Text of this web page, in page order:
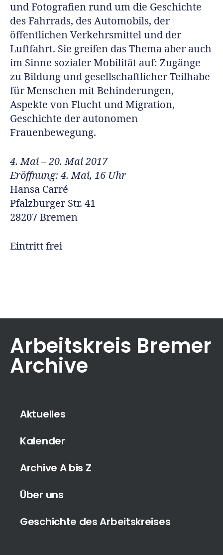
und Fotografien rund um die Geschichte
des Fahrrads, des Automobils, der
öffentlichen Verkehrsmittel und der
Luftfahrt. Sie greifen das Thema aber auch
im Sinne sozialer Mobilität auf: Zugänge
zu Bildung und gesellschaftlicher Teilhabe
für Menschen mit Behinderungen,
Aspekte von Flucht und Migration,
Geschichte der autonomen
Frauenbewegung.
4. Mai – 20. Mai 2017
Eröffnung: 4. Mai, 16 Uhr
Hansa Carré
Pfalzburger Str. 41
28207 Bremen
Eintritt frei
Arbeitskreis Bremer
Archive
Aktuelles
Kalender
Archive A bis Z
Über uns
Geschichte des Arbeitskreises